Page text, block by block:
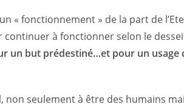
« fonctionnement » de la part de
à fonctionner selon le
un but prédestiné…et pour un usage
non seulement à être des humains